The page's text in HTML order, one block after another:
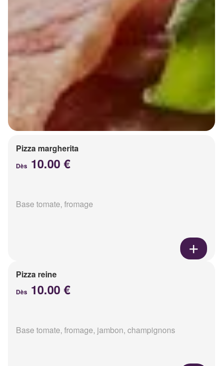
Pizza margherita
Dès 10.00 €
Base tomate, fromage
Pizza reine
Dès 10.00 €
Base tomate, fromage, jambon, champignons